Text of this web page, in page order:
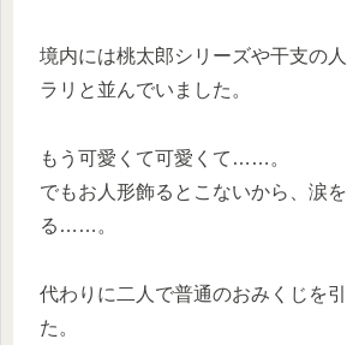
境内には桃太郎シリーズや干支の
ラリと並んでいました。
もう可愛くて可愛くて……。
でもお人形飾るとこないから、涙
る……。
代わりに二人で普通のおみくじを
た。